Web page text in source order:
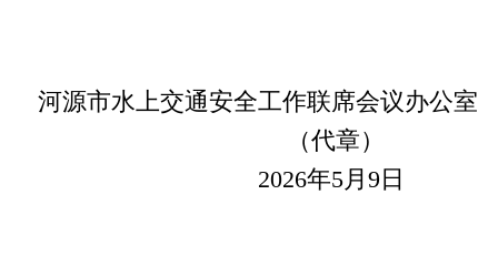
河源市水上交通安全工作联席会议办公室
（代章）
2026年5月9日